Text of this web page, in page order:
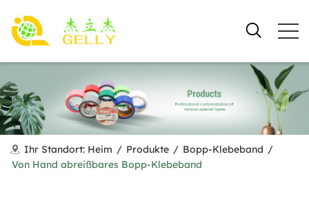
Ihr Standort: Heim / Produkte / Bopp-Klebeband /
Von Hand abreißbares Bopp-Klebeband